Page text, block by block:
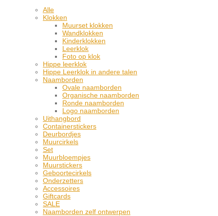
Alle
Klokken
Muurset klokken
Wandklokken
Kinderklokken
Leerklok
Foto op klok
Hippe leerklok
Hippe Leerklok in andere talen
Naamborden
Ovale naamborden
Organische naamborden
Ronde naamborden
Logo naamborden
Uithangbord
Containerstickers
Deurbordjes
Muurcirkels
Set
Muurbloempjes
Muurstickers
Geboortecirkels
Onderzetters
Accessoires
Giftcards
SALE
Naamborden zelf ontwerpen